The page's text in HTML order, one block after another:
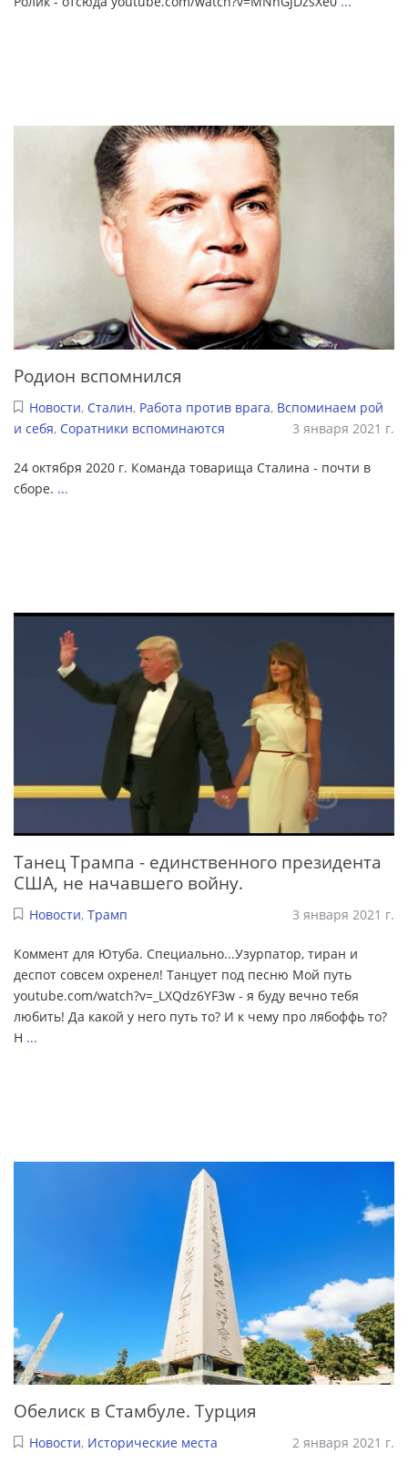
Родион вспомнился
Новости, Сталин, Работа против врага, Вспоминаем рой
и себя, Соратники вспоминаются 3 января 2021 г.
24 октября 2020 г. Команда товарища Сталина - почти в
сборе. ...
Танец Трампа - единственного президента
США, не начавшего войну.
Новости, Трамп 3 января 2021 г.
Коммент для Ютуба. Специально...Узурпатор, тиран и
деспот совсем охренел! Танцует под песню Мой путь
youtube.com/watch?v=_LXQdz6YF3w - я буду вечно тебя
любить! Да какой у него путь то? И к чему про лябоффь то?
Н ...
Обелиск в Стамбуле. Турция
Новости, Исторические места 2 января 2021 г.